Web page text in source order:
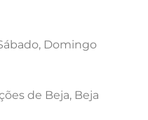
Domingo
de Beja, Beja